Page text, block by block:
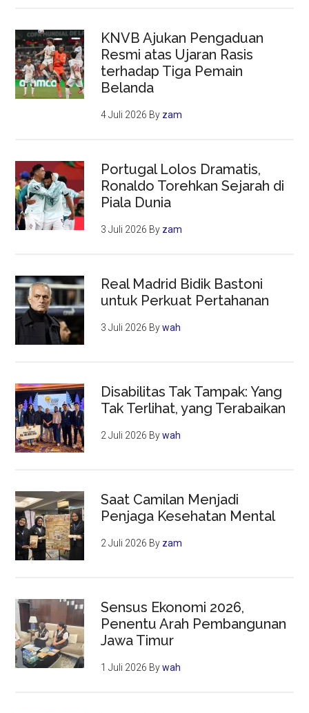
KNVB Ajukan Pengaduan
Resmi atas Ujaran Rasis
terhadap Tiga Pemain
Belanda
4 Juli 2026 By zam
Portugal Lolos Dramatis,
Ronaldo Torehkan Sejarah di
Piala Dunia
3 Juli 2026 By zam
Real Madrid Bidik Bastoni
untuk Perkuat Pertahanan
3 Juli 2026 Bywah
Disabilitas Tak Tampak: Yang
Tak Terlihat, yang Terabaikan
2 Juli 2026 Bywah
Saat Camilan Menjadi
Penjaga Kesehatan Mental
2 Juli 2026 By zam
Sensus Ekonomi 2026,
Penentu Arah Pembangunan
Jawa Timur
1 Juli 2026 Bywah